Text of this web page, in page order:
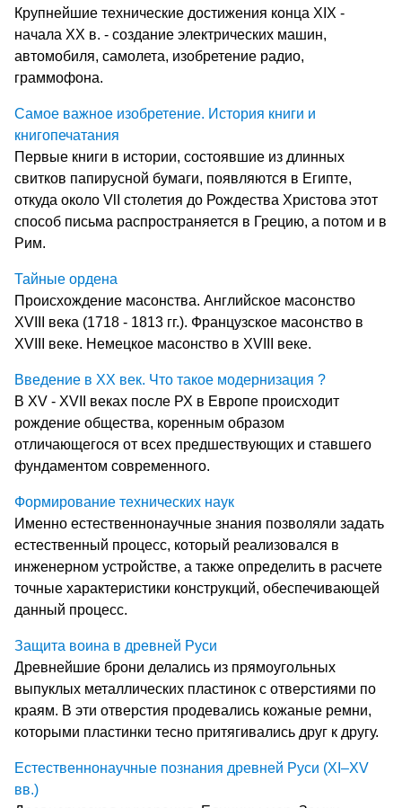
Крупнейшие технические достижения конца XIX -
начала ХХ в. - создание электрических машин,
автомобиля, самолета, изобретение радио,
граммофона.
Самое важное изобретение. История книги и
книгопечатания
Первые книги в истории, состоявшие из длинных
свитков папирусной бумаги, появляются в Египте,
откуда около VlI столетия до Рождества Христова этот
способ письма распространяется в Грецию, а потом и в
Рим.
Тайные ордена
Происхождение масонства. Английское масонство
XVIII века (1718 - 1813 гг.). Французское масонство в
XVIII веке. Немецкое масонство в XVIII веке.
Введение в ХХ век. Что такое модернизация ?
В XV - XVII веках после РХ в Европе происходит
рождение общества, коренным образом
отличающегося от всех предшествующих и ставшего
фундаментом современного.
Формирование технических наук
Именно естественнонаучные знания позволяли задать
естественный процесс, который реализовался в
инженерном устройстве, а также определить в расчете
точные характеристики конструкций, обеспечивающей
данный процесс.
Защита воина в древней Руси
Древнейшие брони делались из прямоугольных
выпуклых металлических пластинок с отверстиями по
краям. В эти отверстия продевались кожаные ремни,
которыми пластинки тесно притягивались друг к другу.
Естественнонаучные познания древней Руси (XI–XV
вв.)